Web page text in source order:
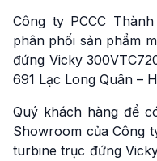
Công ty PCCC
phân phối sản phẩm
đứng Vicky
691 Lạc Long Quân –
Quý khách hàng để
Showroom của Công
turbine trục đứng